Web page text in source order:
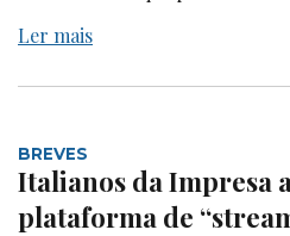
Ler mais
BREVES
Italianos da Impresa
plataforma de